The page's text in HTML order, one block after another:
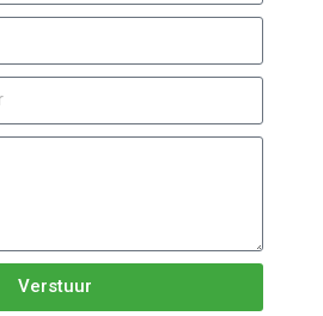
Verstuur